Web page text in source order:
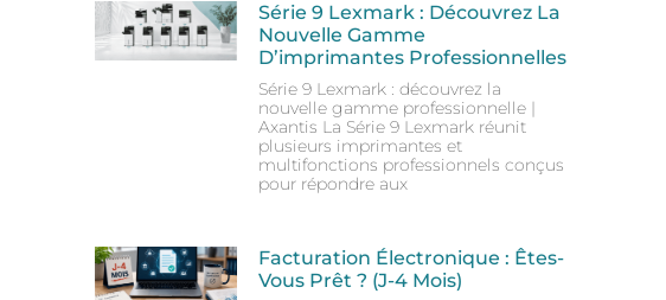
Série 9 Lexmark : Découvrez La
Nouvelle Gamme
D’imprimantes Professionnelles
Série 9 Lexmark : découvrez la
nouvelle gamme professionnelle |
Axantis La Série 9 Lexmark réunit
plusieurs imprimantes et
multifonctions professionnels conçus
pour répondre aux
Facturation Électronique : Êtes-
Vous Prêt ? (J-4 Mois)